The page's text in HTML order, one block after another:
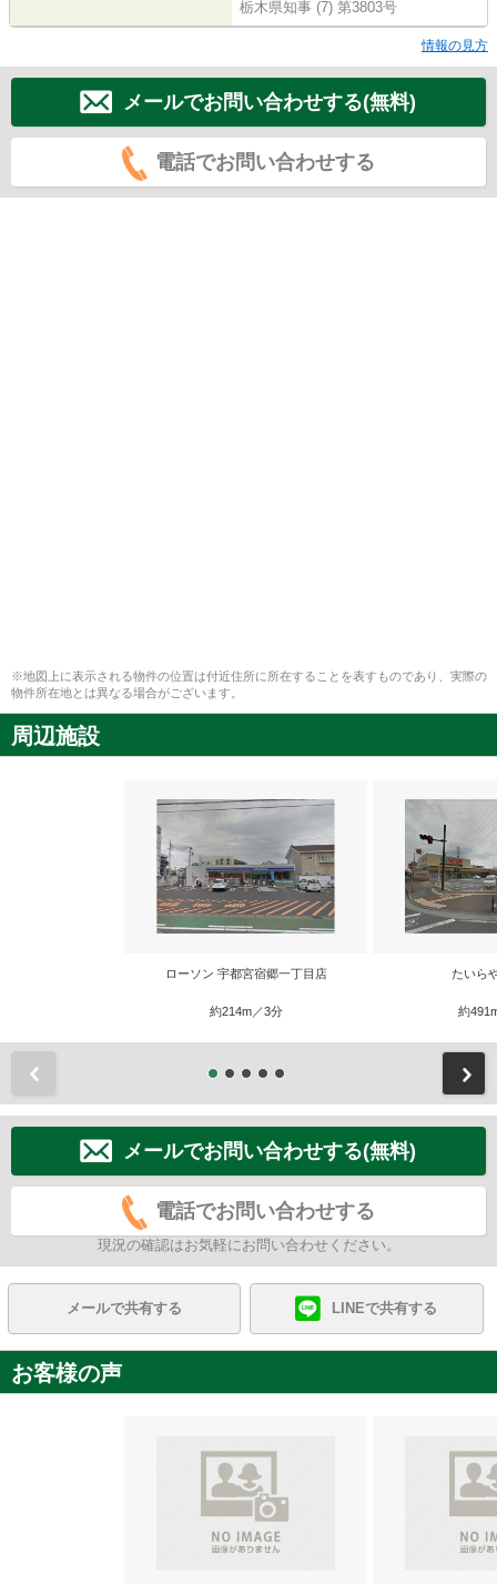
栃木県知事 (7) 第3803号
情報の見方
メールでお問い合わせする(無料)
電話でお問い合わせする
※地図上に表示される物件の位置は付近住所に所在することを表すものであり、実際の
物件所在地とは異なる場合がございます。
周辺施設
ローソン 宇都宮宿郷一丁目店
約214m／3分
たいら
約
メールでお問い合わせする(無料)
電話でお問い合わせする
現況の確認はお気軽にお問い合わせください。
メールで共有する LINEで共有する
お客様の声